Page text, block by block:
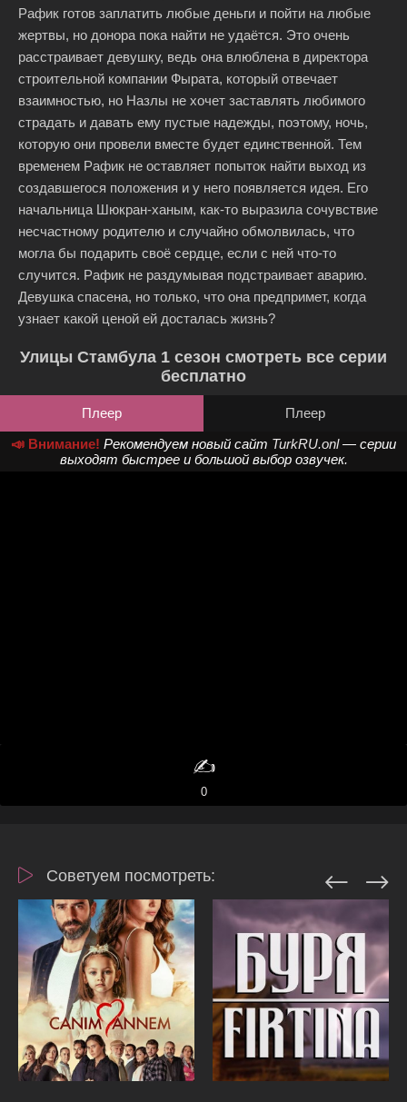
Рафик готов заплатить любые деньги и пойти на любые
жертвы, но донора пока найти не удаётся. Это очень
расстраивает девушку, ведь она влюблена в директора
строительной компании Фырата, который отвечает
взаимностью, но Назлы не хочет заставлять любимого
страдать и давать ему пустые надежды, поэтому, ночь,
которую они провели вместе будет единственной. Тем
временем Рафик не оставляет попыток найти выход из
создавшегося положения и у него появляется идея. Его
начальница Шюкран-ханым, как-то выразила сочувствие
несчастному родителю и случайно обмолвилась, что
могла бы подарить своё сердце, если с ней что-то
случится. Рафик не раздумывая подстраивает аварию.
Девушка спасена, но только, что она предпримет, когда
узнает какой ценой ей досталась жизнь?
Улицы Стамбула 1 сезон смотреть все серии
бесплатно
Плеер
Плеер
📣 Внимание! Рекомендуем новый сайт TurkRU.onl— серии
выходят быстрее и большой выбор озвучек.
✍️
0
Советуем посмотреть: